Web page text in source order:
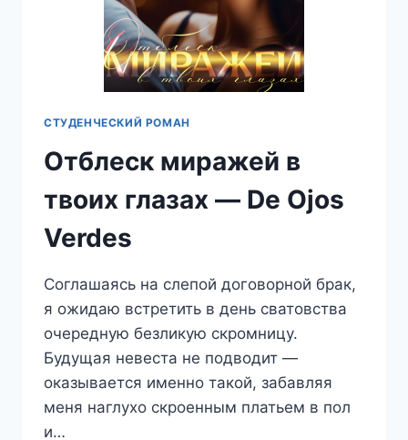
СТУДЕНЧЕСКИЙ РОМАН
Отблеск миражей в
твоих глазах — De Ojos
Verdes
Соглашаясь на слепой договорной брак,
я ожидаю встретить в день сватовства
очередную безликую скромницу.
Будущая невеста не подводит —
оказывается именно такой, забавляя
меня наглухо скроенным платьем в пол
и…